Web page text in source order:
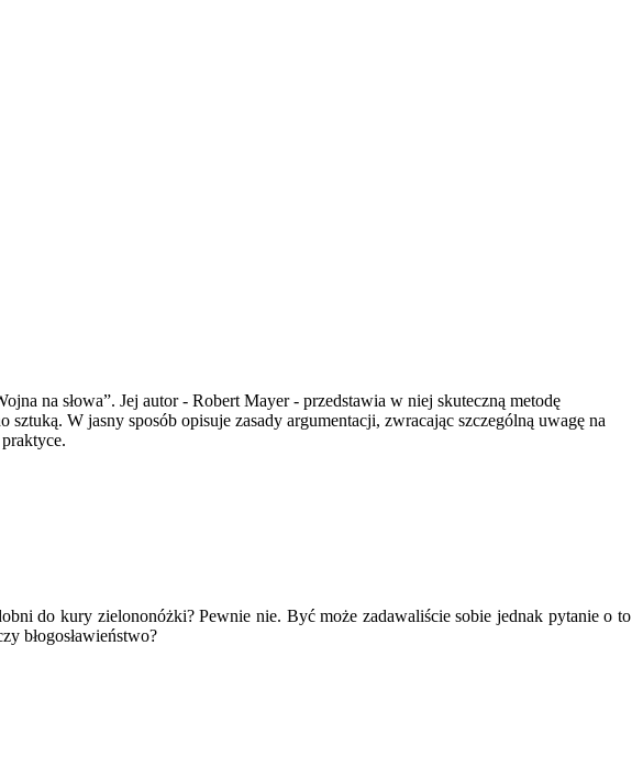
na słowa”. Jej autor - Robert Mayer - przedstawia w niej skuteczną metodę
W jasny sposób opisuje zasady argumentacji, zwracając szczególną uwagę na
do kury zielononóżki? Pewnie nie. Być może zadawaliście sobie jednak pytanie o to
błogosławieństwo?